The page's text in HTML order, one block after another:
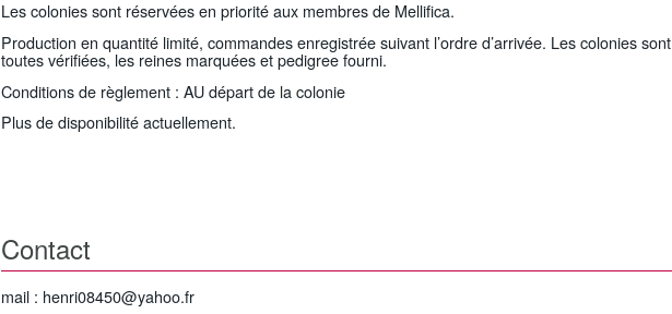
Les colonies sont réservées en priorité aux membres de Mellifica.
Production en quantité limité, commandes enregistrée suivant l’ordre d’arrivée. Les colonies sont
toutes vérifiées, les reines marquées et pedigree fourni.
Conditions de règlement : AU départ de la colonie
Plus de disponibilité actuellement.
Contact
mail : henri08450@yahoo.fr